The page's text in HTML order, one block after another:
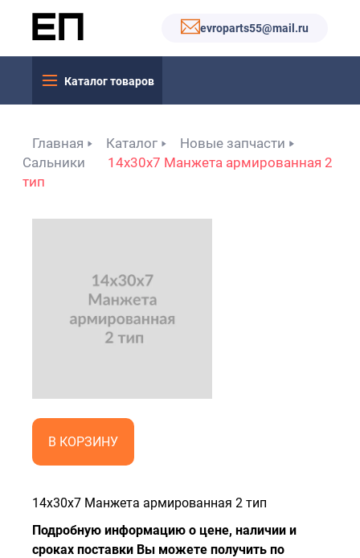
evroparts55@mail.ru
Каталог товаров
Главная Каталог
Новые запчасти
Сальники
14x30x7 Манжета армированная 2
тип
В КОРЗИНУ
14x30x7 Манжета армированная 2 тип
Подробную информацию о цене, наличии и
сроках поставки Вы можете получить по